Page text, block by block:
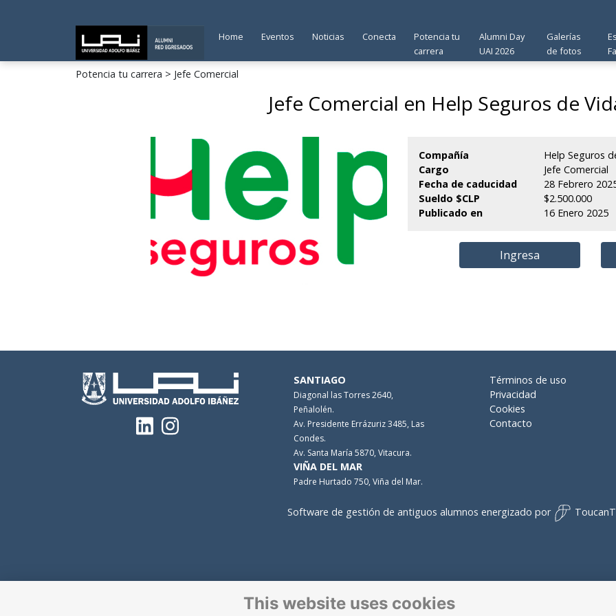
Home Eventos Noticias Conecta
Potencia tu
carrera
Alumni Day
UAI 2026
Galerías
de fotos
Potencia tu carrera > Jefe Comercial
Jefe Comercial en Help Seguros de
Compañía
Help Seguros
Cargo
Jefe Comercial
Fecha de caducidad
28 Febrero
Sueldo $CLP
$2.500.000
Publicado en
16 Enero 2025
Ingresa
SANTIAGO
Diagonal las Torres 2640,
Peñalolén.
Av. Presidente Errázuriz 3485, Las
Condes.
Av. Santa María 5870, Vitacura.
VIÑA DEL MAR
Padre Hurtado 750, Viña del Mar.
Términos de uso
Privacidad
Cookies
Contacto
Software de gestión de antiguos alumnos energizado por
This website uses cookies